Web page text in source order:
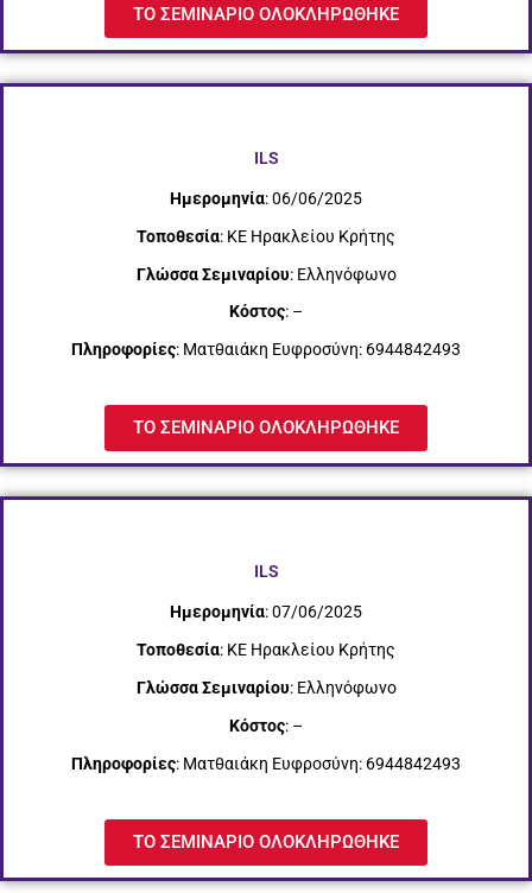
ΤΟ ΣΕΜΙΝΑΡΙΟ ΟΛΟΚΛΗΡΩΘΗΚΕ
ILS
Ημερομηνία: 06/06/2025
Τοποθεσία: ΚΕ Ηρακλείου Κρήτης
Γλώσσα Σεμιναρίου: Ελληνόφωνο
Κόστος: –
Πληροφορίες: Ματθαιάκη Ευφροσύνη: 6944842493
ΤΟ ΣΕΜΙΝΑΡΙΟ ΟΛΟΚΛΗΡΩΘΗΚΕ
ILS
Ημερομηνία: 07/06/2025
Τοποθεσία: ΚΕ Ηρακλείου Κρήτης
Γλώσσα Σεμιναρίου: Ελληνόφωνο
Κόστος: –
Πληροφορίες: Ματθαιάκη Ευφροσύνη: 6944842493
ΤΟ ΣΕΜΙΝΑΡΙΟ ΟΛΟΚΛΗΡΩΘΗΚΕ